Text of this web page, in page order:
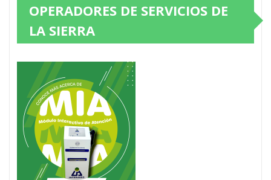
OPERADORES DE SERVICIOS DE
LA SIERRA